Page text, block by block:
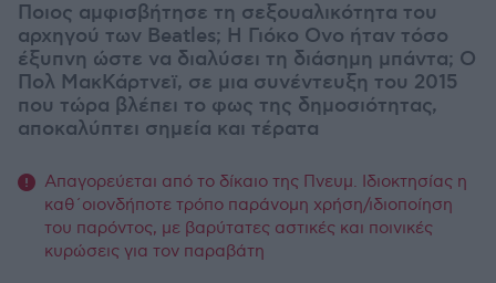
Ποιος αμφισβήτησε τη σεξουαλικότητα του
αρχηγού των Beatles; Η Γιόκο Ονο ήταν τόσο
έξυπνη ώστε να διαλύσει τη διάσημη μπάντα; Ο
Πολ ΜακΚάρτνεϊ, σε μια συνέντευξη του 2015
που τώρα βλέπει το φως της δημοσιότητας,
αποκαλύπτει σημεία και τέρατα
Απαγορεύεται από το δίκαιο της Πνευμ. Ιδιοκτησίας η
καθ΄οιονδήποτε τρόπο παράνομη χρήση/ιδιοποίηση
του παρόντος, με βαρύτατες αστικές και ποινικές
κυρώσεις για τον παραβάτη